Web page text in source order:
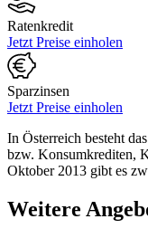
Ratenkredit
Jetzt Preise einholen
Sparzinsen
Jetzt Preise einholen
In Österreich besteht
bzw. Konsumkrediten,
Oktober 2013 gibt es
Weitere